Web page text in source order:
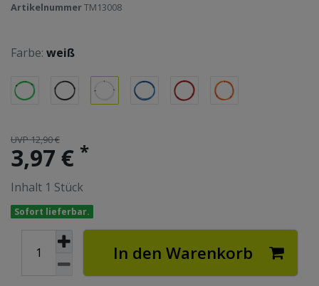
ArtikelnummerTM13008
Farbe: weiß
UVP 12,90 €
3,97 € *
Inhalt 1 Stück
Sofort lieferbar.
In den Warenkorb